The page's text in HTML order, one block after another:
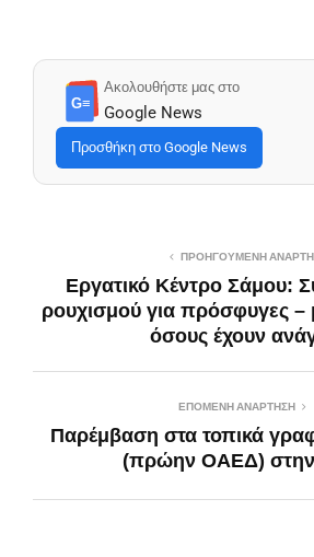
G≡
Ακολουθήστε μας στο
Google News
Προσθήκη στο Google News
ΠΡΟΗΓΟΎΜΕΝΗ
Εργατικό Κέντρο Σάμου:
ρουχισμού για πρόσφυγες –
όσους έχουν
ΕΠΌΜΕΝΗ ΑΝΆΡΤΗΣΗ
Παρέμβαση στα τοπικά
(πρώην ΟΑΕΔ)